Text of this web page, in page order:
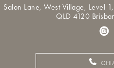
Salon Lane, West Village, Level
QLD 4120